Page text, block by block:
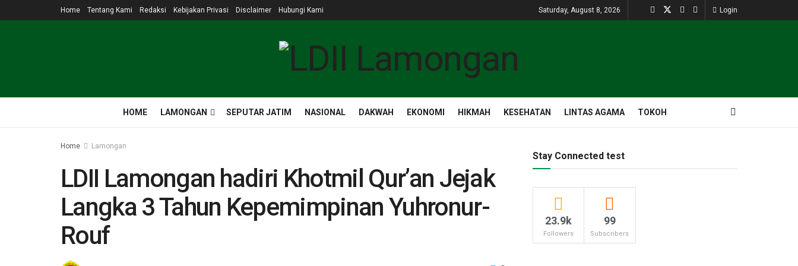
Home Tentang Kami Redaksi Kebijakan Privasi Disclaimer Hubungi Kami Saturday, August 8, 2026 Login
HOME LAMONGAN SEPUTAR JATIM NASIONAL DAKWAH EKONOMI HIKMAH KESEHATAN LINTAS AGAMA TOKOH
Home Lamongan
LDII Lamongan hadiri Khotmil Qur’an Jejak
Langka 3 Tahun Kepemimpinan Yuhronur-
Rouf
Stay Connected test
23.9k
Followers
99
Subscribers